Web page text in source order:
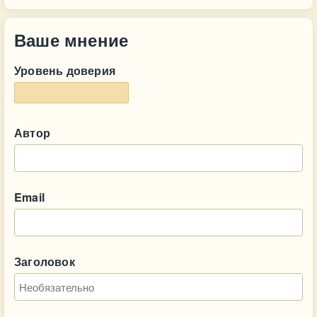
Ваше мнение
Уровень доверия
Автор
Email
Заголовок